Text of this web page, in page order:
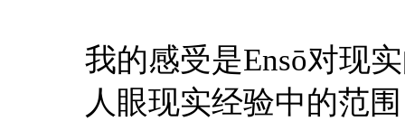
我的感受是Ensō对现
人眼现实经验中的范